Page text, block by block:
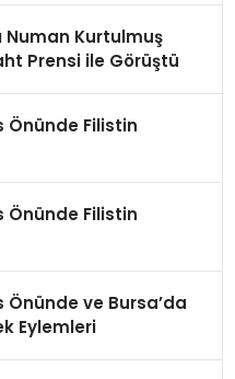
Numan Kurtulmuş
Prensi ile Görüştü
Önünde Filistin
Önünde Filistin
Önünde ve Bursa’da
Eylemleri